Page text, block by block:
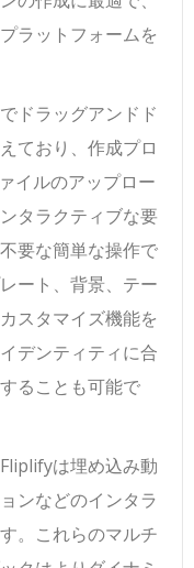
ラットフォームを
ドラッグアンドド
ており、作成プロ
イルのアップロー
タラクティブな要
要な簡単な操作で
ート、背景、テー
スタマイズ機能を
デンティティに合
ることも可能で
は埋め込み動
ンなどのインタラ
。これらのマルチ